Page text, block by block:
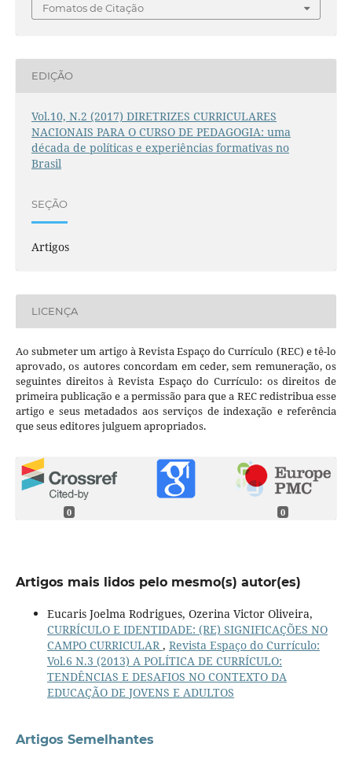
Fomatos de Citação
EDIÇÃO
Vol.10, N.2 (2017) DIRETRIZES CURRICULARES
NACIONAIS PARA O CURSO DE PEDAGOGIA: uma
década de políticas e experiências formativas no
Brasil
SEÇÃO
Artigos
LICENÇA
Ao submeter um artigo à Revista Espaço do Currículo (REC) e tê-lo
aprovado, os autores concordam em ceder, sem remuneração, os
seguintes direitos à Revista Espaço do Currículo: os direitos de
primeira publicação e a permissão para que a REC redistribua esse
artigo e seus metadados aos serviços de indexação e referência
que seus editores julguem apropriados.
0 0
Artigos mais lidos pelo mesmo(s) autor(es)
Eucaris Joelma Rodrigues, Ozerina Victor Oliveira,
CURRÍCULO E IDENTIDADE: (RE) SIGNIFICAÇÕES NO
CAMPO CURRICULAR , Revista Espaço do Currículo:
Vol.6 N.3 (2013) A POLÍTICA DE CURRÍCULO:
TENDÊNCIAS E DESAFIOS NO CONTEXTO DA
EDUCAÇÃO DE JOVENS E ADULTOS
Artigos Semelhantes